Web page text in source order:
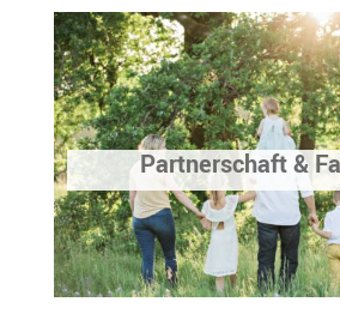
Partnerschaft &